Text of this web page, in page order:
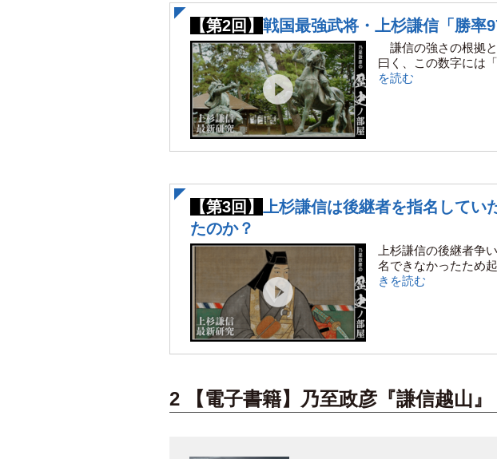
【第2回】 戦国最強武将・上杉謙信「勝率
謙信の強さの根拠
曰く、この数字には
を読む
【第3回】 上杉謙信は後継者を指名してい
たのか？
上杉謙信の後継者争
名できなかったため
きを読む
2 【電子書籍】乃至政彦『謙信越山』